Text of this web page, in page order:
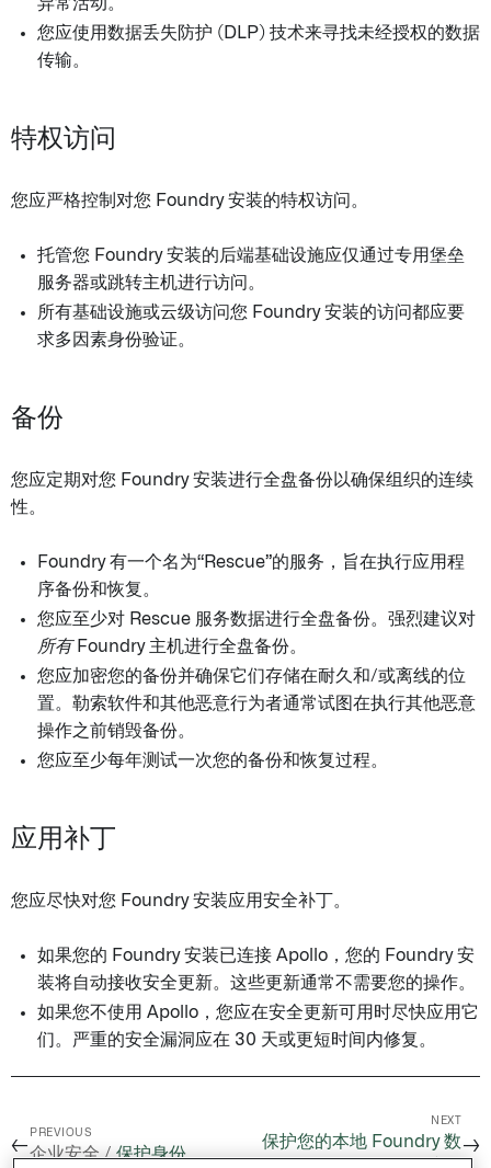
您应使用数据丢失防护 (DLP) 技术来寻找未经授权的数据
传输。
特权访问
您应严格控制对您 Foundry 安装的特权访问。
托管您 Foundry 安装的后端基础设施应仅通过专用堡垒
服务器或跳转主机进行访问。
所有基础设施或云级访问您 Foundry 安装的访问都应要
求多因素身份验证。
备份
您应定期对您 Foundry 安装进行全盘备份以确保组织的连续
性。
Foundry 有一个名为“Rescue”的服务，旨在执行应用程
序备份和恢复。
您应至少对 Rescue 服务数据进行全盘备份。强烈建议对
所有Foundry 主机进行全盘备份。
您应加密您的备份并确保它们存储在耐久和/或离线的位
置。勒索软件和其他恶意行为者通常试图在执行其他恶意
操作之前销毁备份。
您应至少每年测试一次您的备份和恢复过程。
应用补丁
您应尽快对您 Foundry 安装应用安全补丁。
如果您的 Foundry 安装已连接 Apollo，您的 Foundry 安
装将自动接收安全更新。这些更新通常不需要您的操作。
如果您不使用 Apollo，您应在安全更新可用时尽快应用它
们。严重的安全漏洞应在 30 天或更短时间内修复。
←
PREVIOUS
企业安全 /保护身份
NEXT
保护您的本地 Foundry 数→